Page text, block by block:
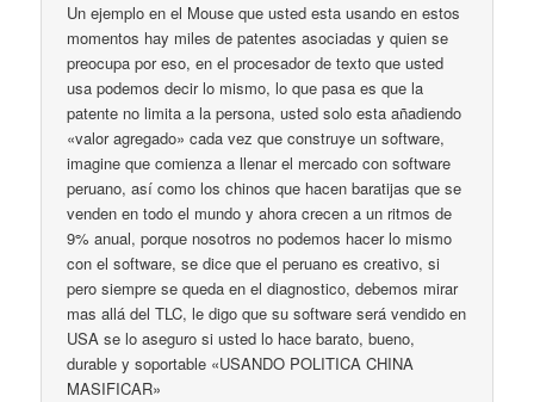
Un ejemplo en el Mouse que usted esta usando en estos
momentos hay miles de patentes asociadas y quien se
preocupa por eso, en el procesador de texto que usted
usa podemos decir lo mismo, lo que pasa es que la
patente no limita a la persona, usted solo esta añadiendo
«valor agregado» cada vez que construye un software,
imagine que comienza a llenar el mercado con software
peruano, así como los chinos que hacen baratijas que se
venden en todo el mundo y ahora crecen a un ritmos de
9% anual, porque nosotros no podemos hacer lo mismo
con el software, se dice que el peruano es creativo, si
pero siempre se queda en el diagnostico, debemos mirar
mas allá del TLC, le digo que su software será vendido en
USA se lo aseguro si usted lo hace barato, bueno,
durable y soportable «USANDO POLITICA CHINA
MASIFICAR»